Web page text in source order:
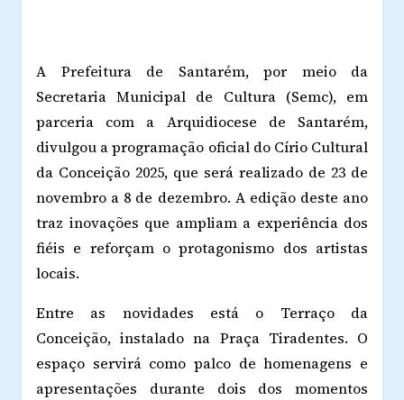
A Prefeitura de Santarém, por meio da
Secretaria Municipal de Cultura (Semc), em
parceria com a Arquidiocese de Santarém,
divulgou a programação oficial do Círio Cultural
da Conceição 2025, que será realizado de 23 de
novembro a 8 de dezembro. A edição deste ano
traz inovações que ampliam a experiência dos
fiéis e reforçam o protagonismo dos artistas
locais.
Entre as novidades está o Terraço da
Conceição, instalado na Praça Tiradentes. O
espaço servirá como palco de homenagens e
apresentações durante dois dos momentos